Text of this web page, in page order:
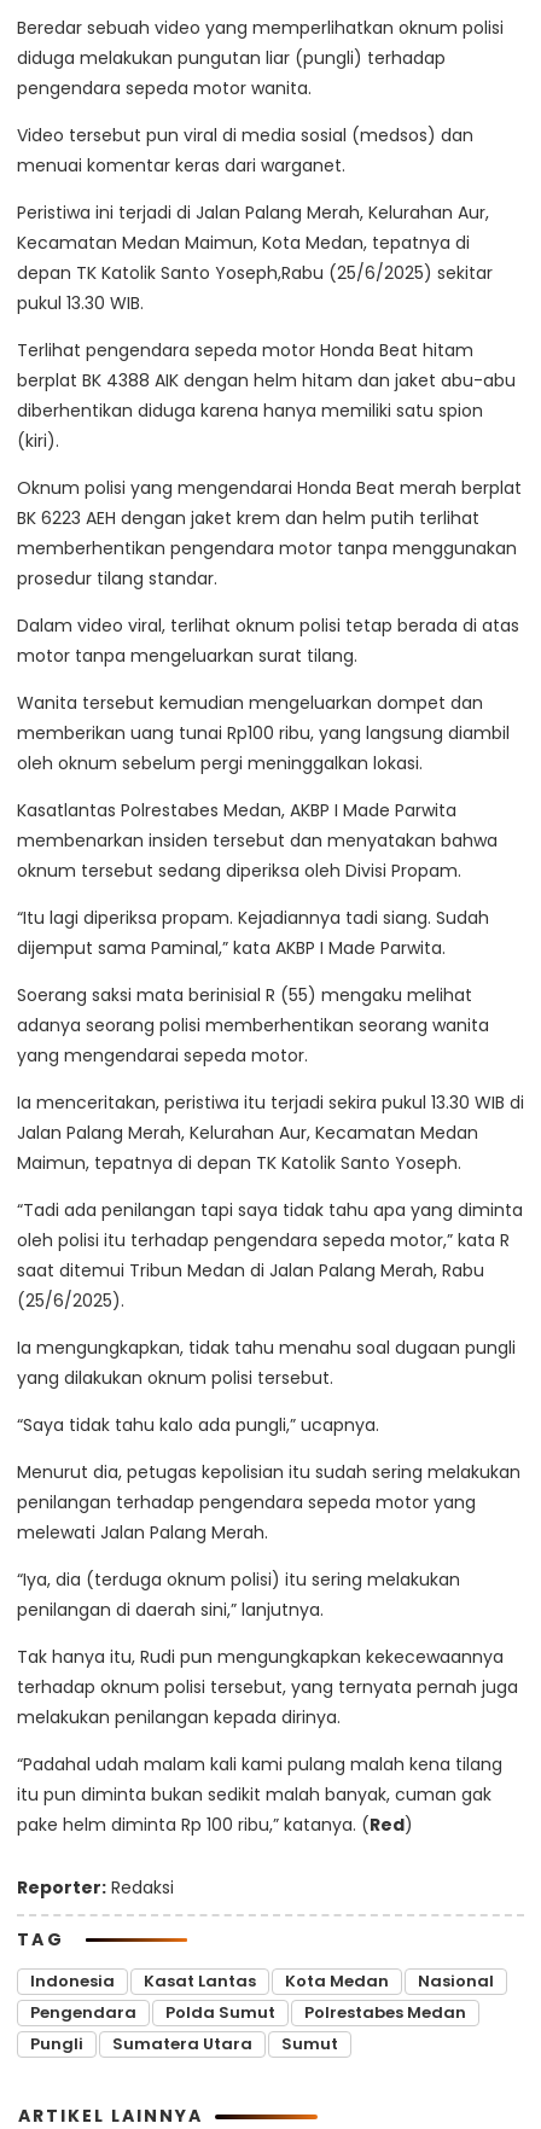
Beredar sebuah video yang memperlihatkan oknum polisi
diduga melakukan pungutan liar (pungli) terhadap
pengendara sepeda motor wanita.
Video tersebut pun viral di media sosial (medsos) dan
menuai komentar keras dari warganet.
Peristiwa ini terjadi di Jalan Palang Merah, Kelurahan Aur,
Kecamatan Medan Maimun, Kota Medan, tepatnya di
depan TK Katolik Santo Yoseph,Rabu (25/6/2025) sekitar
pukul 13.30 WIB.
Terlihat pengendara sepeda motor Honda Beat hitam
berplat BK 4388 AIK dengan helm hitam dan jaket abu-abu
diberhentikan diduga karena hanya memiliki satu spion
(kiri).
Oknum polisi yang mengendarai Honda Beat merah berplat
BK 6223 AEH dengan jaket krem dan helm putih terlihat
memberhentikan pengendara motor tanpa menggunakan
prosedur tilang standar.
Dalam video viral, terlihat oknum polisi tetap berada di atas
motor tanpa mengeluarkan surat tilang.
Wanita tersebut kemudian mengeluarkan dompet dan
memberikan uang tunai Rp100 ribu, yang langsung diambil
oleh oknum sebelum pergi meninggalkan lokasi.
Kasatlantas Polrestabes Medan, AKBP I Made Parwita
membenarkan insiden tersebut dan menyatakan bahwa
oknum tersebut sedang diperiksa oleh Divisi Propam.
“Itu lagi diperiksa propam. Kejadiannya tadi siang. Sudah
dijemput sama Paminal,” kata AKBP I Made Parwita.
Soerang saksi mata berinisial R (55) mengaku melihat
adanya seorang polisi memberhentikan seorang wanita
yang mengendarai sepeda motor.
Ia menceritakan, peristiwa itu terjadi sekira pukul 13.30 WIB di
Jalan Palang Merah, Kelurahan Aur, Kecamatan Medan
Maimun, tepatnya di depan TK Katolik Santo Yoseph.
“Tadi ada penilangan tapi saya tidak tahu apa yang diminta
oleh polisi itu terhadap pengendara sepeda motor,” kata R
saat ditemui Tribun Medan di Jalan Palang Merah, Rabu
(25/6/2025).
Ia mengungkapkan, tidak tahu menahu soal dugaan pungli
yang dilakukan oknum polisi tersebut.
“Saya tidak tahu kalo ada pungli,” ucapnya.
Menurut dia, petugas kepolisian itu sudah sering melakukan
penilangan terhadap pengendara sepeda motor yang
melewati Jalan Palang Merah.
“Iya, dia (terduga oknum polisi) itu sering melakukan
penilangan di daerah sini,” lanjutnya.
Tak hanya itu, Rudi pun mengungkapkan kekecewaannya
terhadap oknum polisi tersebut, yang ternyata pernah juga
melakukan penilangan kepada dirinya.
“Padahal udah malam kali kami pulang malah kena tilang
itu pun diminta bukan sedikit malah banyak, cuman gak
pake helm diminta Rp 100 ribu,” katanya. (Red)
Reporter: Redaksi
TAG
Indonesia Kasat Lantas Kota Medan
Nasional
Pengendara
Polda Sumut
Polrestabes Medan
Pungli
Sumatera Utara Sumut
ARTIKEL LAINNYA